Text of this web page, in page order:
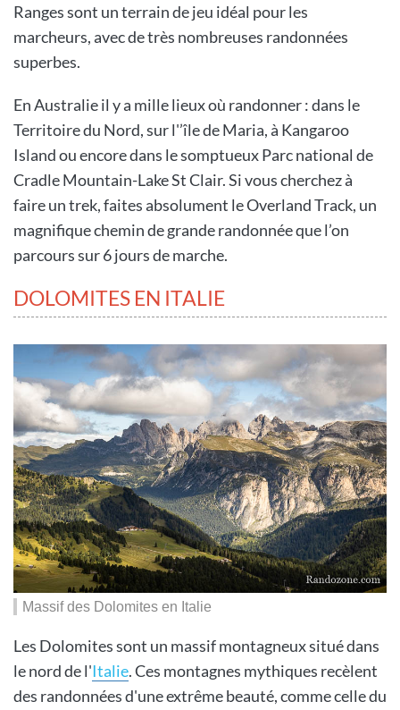
Ranges sont un terrain de jeu idéal pour les
marcheurs, avec de très nombreuses randonnées
superbes.
En Australie il y a mille lieux où randonner : dans le
Territoire du Nord, sur l'’île de Maria, à Kangaroo
Island ou encore dans le somptueux Parc national de
Cradle Mountain-Lake St Clair. Si vous cherchez à
faire un trek, faites absolument le Overland Track, un
magnifique chemin de grande randonnée que l’on
parcours sur 6 jours de marche.
DOLOMITES EN ITALIE
Massif des Dolomites en Italie
Les Dolomites sont un massif montagneux situé dans
le nord de l'Italie. Ces montagnes mythiques recèlent
des randonnées d'une extrême beauté, comme celle du